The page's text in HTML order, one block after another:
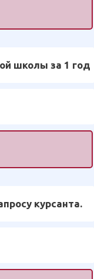
школы за 1 год
курсанта.